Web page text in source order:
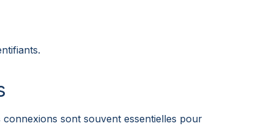
connexions sont souvent essentielles pour